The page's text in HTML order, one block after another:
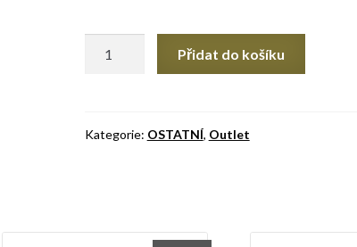
Přidat do košíku
Kategorie: OSTATNÍ, Outlet